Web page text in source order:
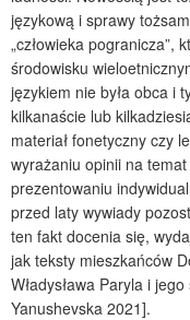
językową i sprawy
„człowieka pogranicza”,
środowisku
językiem nie była obca i
kilkanaście lub
materiał fonetyczny czy
wyrażaniu opinii na
prezentowaniu
przed laty wywiady
ten fakt docenia się,
jak teksty mieszkańców
Władysława Paryla i
Yanushevska 2021].